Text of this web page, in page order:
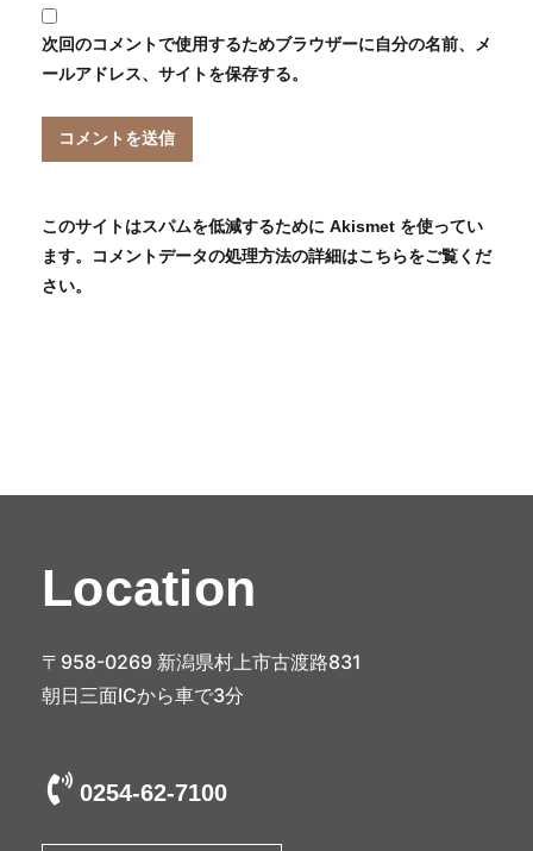
次回のコメントで使用するためブラウザーに自分の名前、メ
ールアドレス、サイトを保存する。
このサイトはスパムを低減するために Akismet を使ってい
ます。
コメントデータの処理方法の詳細はこちらをご覧くだ
さい。
Location
〒958-0269 新潟県村上市古渡路831
朝日三面ICから車で3分
0254-62-7100